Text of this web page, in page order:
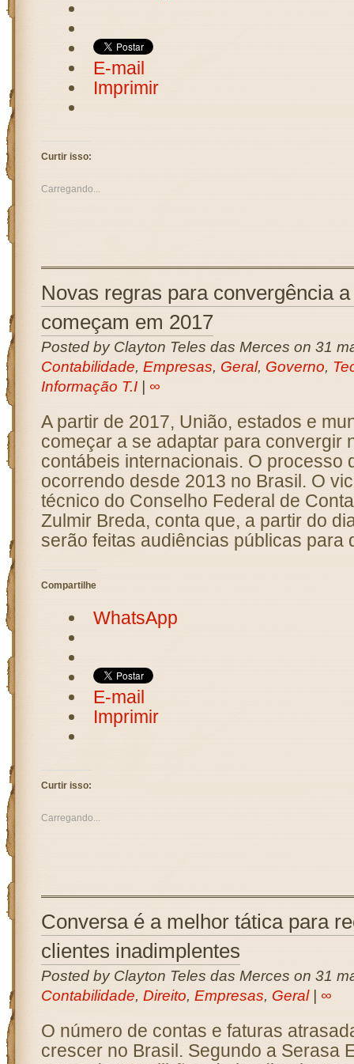
E-mail
Imprimir
Curtir isso:
Carregando...
Novas regras para convergência
começam em 2017
Posted by Clayton Teles das Merces on 31
Contabilidade, Empresas, Geral, Governo,
Informação T.I| ∞
A partir de 2017, União, estados e
começar a se adaptar para convergir
contábeis internacionais. O processo
ocorrendo desde 2013 no Brasil. O
técnico do Conselho Federal de
Zulmir Breda, conta que, a partir do
serão feitas audiências públicas para
Compartilhe
WhatsApp
E-mail
Imprimir
Curtir isso:
Carregando...
Conversa é a melhor tática para
clientes inadimplentes
Posted by Clayton Teles das Merces on 31
Contabilidade, Direito, Empresas, Geral| ∞
O número de contas e faturas
crescer no Brasil. Segundo a Serasa